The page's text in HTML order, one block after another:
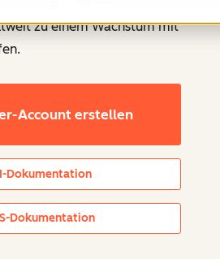
zu einem Wachstum mit
Account erstellen
Dokumentation
Dokumentation